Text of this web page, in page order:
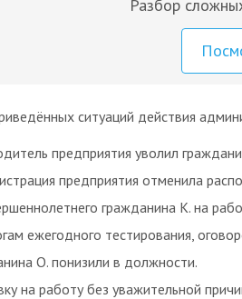
Разбор
ситуаций действия
предприятия уволил
предприятия отменила
гражданина К. на
ежегодного тестирования,
О. понизили в должности.
на работу без уважительной